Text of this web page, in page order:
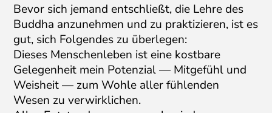
Bevor sich jemand entschließt, die Lehre des
Buddha anzunehmen und zu praktizieren, ist es
gut, sich Folgendes zu überlegen:
Dieses Menschenleben ist eine kostbare
Gelegenheit mein Potenzial — Mitgefühl und
Weisheit — zum Wohle aller fühlenden
Wesen zu verwirklichen.